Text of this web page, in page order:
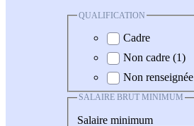
QUALIFICATION
Cadre
Non cadre (1)
Non renseignée
SALAIRE BRUT MINIMUM
Salaire minimum